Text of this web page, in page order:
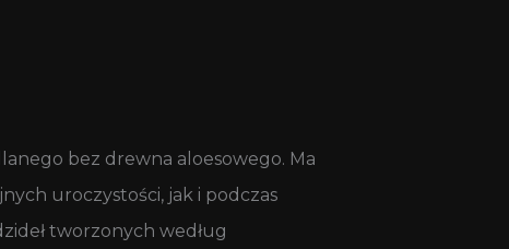
bez drewna aloesowego. Ma
uroczystości, jak i podczas
tworzonych według